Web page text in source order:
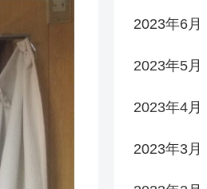
2023年6月
2023年5月
2023年4月
2023年3月